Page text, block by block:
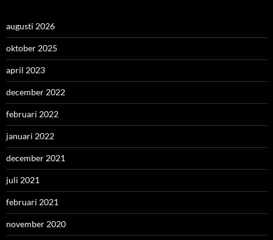
augusti 2026
oktober 2025
april 2023
december 2022
februari 2022
januari 2022
december 2021
juli 2021
februari 2021
november 2020